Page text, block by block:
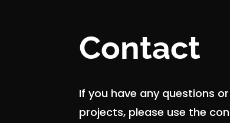
Contact
If you have any questions
projects, please use the